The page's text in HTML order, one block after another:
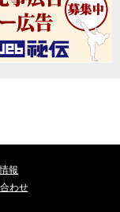
報
わせ